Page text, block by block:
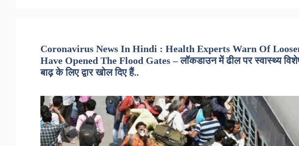
Coronavirus News In Hindi : Health Experts Warn Of
Have Opened The Flood Gates – लॉकडाउन में ढील पर स्वास्थ्य
बाढ़ के लिए द्वार खोल दिए हैं..